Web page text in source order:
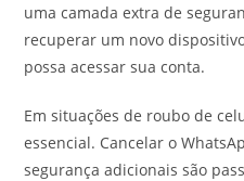
uma camada extra de
recuperar um novo
possa acessar sua conta.
Em situações de roubo de
essencial. Cancelar o
segurança adicionais são